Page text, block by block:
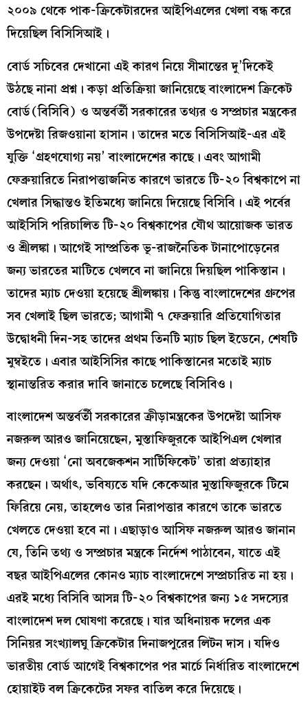
২০০৯ থেকে পাক-ক্রিকেটারদের আইপিএলের খেলা বন্ধ করে
দিয়েছিল বিসিসিআই।
বোর্ড সচিবের দেখানো এই কারণ নিয়ে সীমান্তের দু’দিকেই
উঠছে নানা প্রশ্ন। কড়া প্রতিক্রিয়া জানিয়েছে বাংলাদেশ ক্রিকেট
বোর্ড(বিসিবি) ও অন্তর্বর্তী সরকারের তথ্যর ও সম্প্রচার মন্ত্রকের
উপদেষ্টা রিজওয়ানা হাসান। তাদের মতে বিসিসিআই-এর এই
যুক্তি ‘গ্রহণযোগ্য নয়’ বাংলাদেশের কাছে। এবং আগামী
ফেব্রুয়ারিতে নিরাপত্তাজনিত কারণে ভারতে টি-২০ বিশ্বকাপে না
খেলার সিদ্ধান্তও ইতিমধ্যে জানিয়ে দিয়েছে বিসিবি। এই পর্বের
আইসিসি পরিচালিত টি-২০ বিশ্বকাপের যৌথ আয়োজক ভারত
ও শ্রীলঙ্কা। আগেই সাম্প্রতিক ভূ-রাজনৈতিক টানাপোড়েনের
জন্য ভারতের মাটিতে খেলবে না জানিয়ে দিয়ছিল পাকিস্তান।
তাদের ম্যাচ দেওয়া হয়েছে শ্রীলঙ্কায়। কিন্তু বাংলাদেশের গ্রুপের
সব খেলাই ছিল ভারতে; আগামী ৭ ফেব্রুয়ারি প্রতিযোগিতার
উদ্বোধনী দিন-সহ তাদের প্রথম তিনটি ম্যাচ ছিল ইডেনে, শেষটি
মুম্বইতে। এবার আইসিসির কাছে পাকিস্তানের মতোই ম্যাচ
স্থানান্তরিত করার দাবি জানাতে চলেছে বিসিবিও।
বাংলাদেশ অন্তর্বর্তী সরকারের ক্রীড়ামন্ত্রকের উপদেষ্টা আসিফ
নজরুল আরও জানিয়েছেন, মুস্তাফিজুরকে আইপিএল খেলার
জন্য দেওয়া ‘নো অবজেকশন সার্টিফিকেট’ তারা প্রত্যাহার
করছেন। অর্থাৎ, ভবিষ্যতে যদি কেকেআর মুস্তাফিজুরকে টিমে
ফিরিয়ে নেয়, তাহলেও তার নিরাপত্তার কারণে তাকে ভারতে
খেলতে দেওয়া হবে না। এছাড়াও আসিফ নজরুল আরও জানান
যে, তিনি তথ্য ও সম্প্রচার মন্ত্রকে নির্দেশ পাঠাবেন, যাতে এই
বছর আইপিএলের কোনও ম্যাচ বাংলাদেশে সম্প্রচারিত না হয়।
এরই মধ‍্যে বিসিবি আসন্ন টি-২০ বিশ্বকাপের জন‍্য ১৫ সদস‍্যের
বাংলাদেশ দল ঘোষণা করেছে। যার অধিনায়ক দলের এক
সিনিয়র সংখ্যালঘু ক্রিকেটার দিনাজপুরের লিটন দাস। যদিও
ভারতীয় বোর্ড আগেই বিশ্বকাপের পর মার্চে নির্ধারিত বাংলাদেশে
হোয়াইট বল ক্রিকেটের সফর বাতিল করে দিয়েছে।